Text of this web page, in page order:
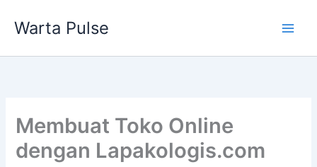
Warta Pulse
Membuat Toko Online
dengan Lapakologis.com